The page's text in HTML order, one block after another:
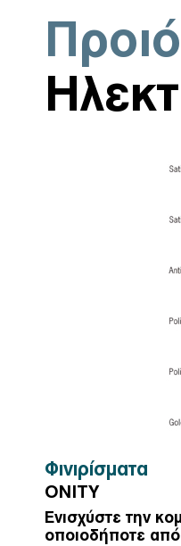
Φινιρίσματα
ONITY
Ενισχύστε την
οποιοδήποτε από